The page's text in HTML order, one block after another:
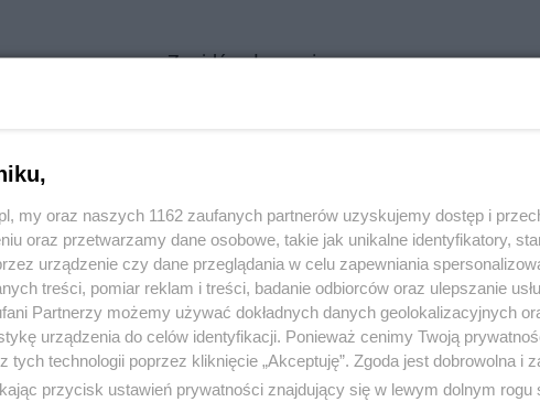
Znajdź ogłoszenie
my oraz naszych 1162 zaufanych partnerów uzyskujemy dostęp i
oraz przetwarzamy dane osobowe, takie jak unikalne identyfikatory,
urządzenie czy dane przeglądania w celu zapewniania
treści, pomiar reklam i treści, badanie odbiorców oraz ulepszanie
Partnerzy możemy używać dokładnych danych geolokalizacyjnych
urządzenia do celów identyfikacji. Ponieważ cenimy Twoją
tych technologii poprzez kliknięcie „Akceptuję”. Zgoda jest dobrowolna i
przycisk ustawień prywatności znajdujący się w lewym dolnym rogu